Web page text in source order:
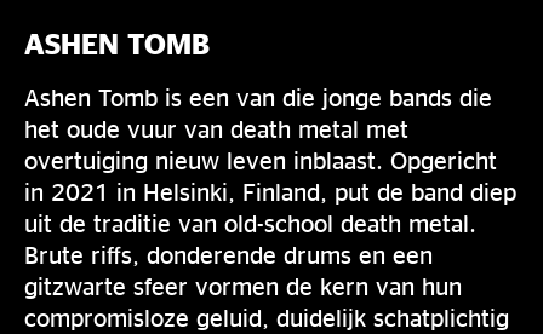
ASHEN TOMB
Ashen Tomb is een van die jonge bands die
het oude vuur van death metal met
overtuiging nieuw leven inblaast. Opgericht
in 2021 in Helsinki, Finland, put de band diep
uit de traditie van old-school death metal.
Brute riffs, donderende drums en een
gitzwarte sfeer vormen de kern van hun
compromisloze geluid, duidelijk schatplichtig